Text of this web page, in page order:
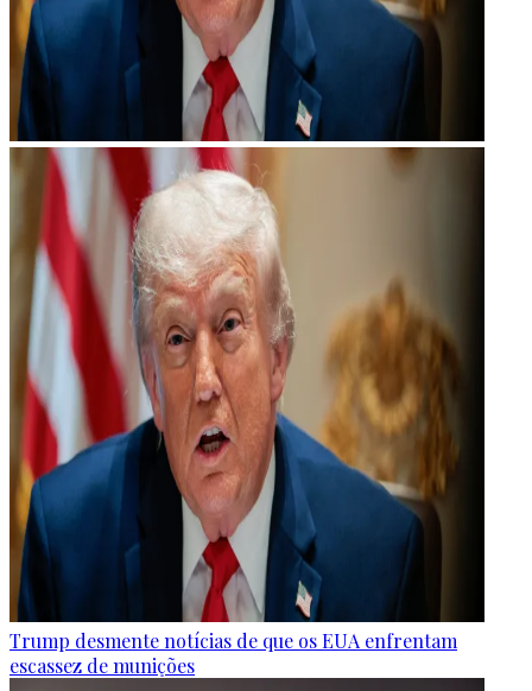
Trump desmente notícias de que os EUA enfrentam
escassez de munições